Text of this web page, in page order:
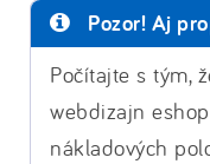
Pozor! Aj
Počítajte s tým,
webdizajn
nákladových